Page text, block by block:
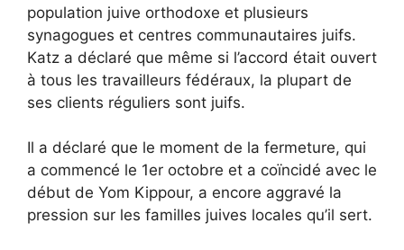
population juive orthodoxe et plusieurs
synagogues et centres communautaires juifs.
Katz a déclaré que même si l’accord était ouvert
à tous les travailleurs fédéraux, la plupart de
ses clients réguliers sont juifs.
Il a déclaré que le moment de la fermeture, qui
a commencé le 1er octobre et a coïncidé avec le
début de Yom Kippour, a encore aggravé la
pression sur les familles juives locales qu’il sert.